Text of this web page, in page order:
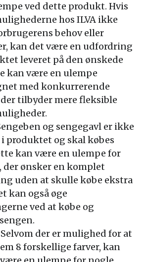
ved dette produkt. Hvis
hos ILVA ikke
behov eller
kan det være en udfordring
leveret på den ønskede
kan være en ulempe
med konkurrerende
tilbyder mere fleksible
og sengegavl er ikke
produktet og skal købes
kan være en ulempe for
der ønsker en komplet
uden at skulle købe ekstra
kan også øge
ved at købe og
Selvom der er mulighed for at
8 forskellige farver, kan